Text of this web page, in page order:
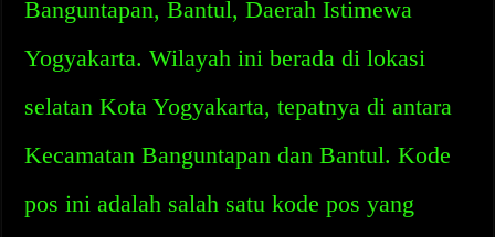
Banguntapan, Bantul, Daerah Istimewa
Yogyakarta. Wilayah ini berada di lokasi
selatan Kota Yogyakarta, tepatnya di antara
Kecamatan Banguntapan dan Bantul. Kode
pos ini adalah salah satu kode pos yang